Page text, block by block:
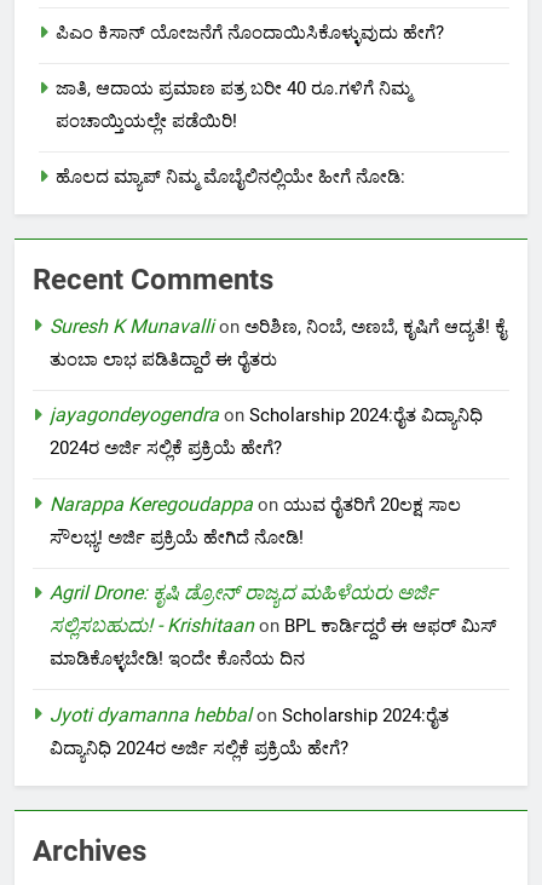
ಪಿಎಂ ಕಿಸಾನ್ ಯೋಜನೆಗೆ ನೊಂದಾಯಿಸಿಕೊಳ್ಳುವುದು ಹೇಗೆ?
ಜಾತಿ, ಆದಾಯ ಪ್ರಮಾಣ ಪತ್ರ ಬರೀ 40 ರೂ.ಗಳಿಗೆ ನಿಮ್ಮ
ಪಂಚಾಯ್ತಿಯಲ್ಲೇ ಪಡೆಯಿರಿ!
ಹೊಲದ ಮ್ಯಾಪ್ ನಿಮ್ಮ ಮೊಬೈಲಿನಲ್ಲಿಯೇ ಹೀಗೆ ನೋಡಿ:
Recent Comments
Suresh K Munavallion ಅರಿಶಿಣ, ನಿಂಬೆ, ಅಣಬೆ, ಕೃಷಿಗೆ ಆದ್ಯತೆ! ಕೈ
ತುಂಬಾ ಲಾಭ ಪಡಿತಿದ್ದಾರೆ ಈ ರೈತರು
jayagondeyogendra on Scholarship 2024:ರೈತ ವಿದ್ಯಾನಿಧಿ
2024ರ ಅರ್ಜಿ ಸಲ್ಲಿಕೆ ಪ್ರಕ್ರಿಯೆ ಹೇಗೆ?
Narappa Keregoudappa on ಯುವ ರೈತರಿಗೆ 20ಲಕ್ಷ ಸಾಲ
ಸೌಲಭ್ಯ! ಅರ್ಜಿ ಪ್ರಕ್ರಿಯೆ ಹೇಗಿದೆ ನೋಡಿ!
Agril Drone: ಕೃಷಿ ಡ್ರೋನ್ ರಾಜ್ಯದ ಮಹಿಳೆಯರು ಅರ್ಜಿ
ಸಲ್ಲಿಸಬಹುದು! - Krishitaanon BPL ಕಾರ್ಡಿದ್ದರೆ ಈ ಆಫರ್ ಮಿಸ್
ಮಾಡಿಕೊಳ್ಳಬೇಡಿ! ಇಂದೇ ಕೊನೆಯ ದಿನ
Jyoti dyamanna hebbalon Scholarship 2024:ರೈತ
ವಿದ್ಯಾನಿಧಿ 2024ರ ಅರ್ಜಿ ಸಲ್ಲಿಕೆ ಪ್ರಕ್ರಿಯೆ ಹೇಗೆ?
Archives